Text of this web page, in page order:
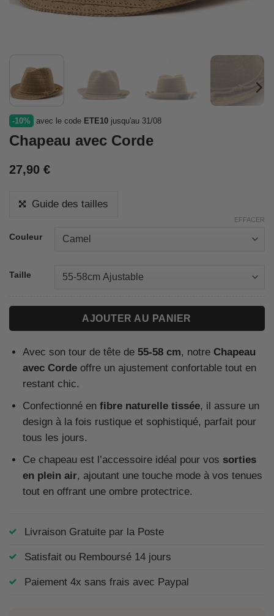
-10% avec le code ETE10 jusqu'au 31/08
Chapeau avec Corde
27,90 €
Guide des tailles
Couleur
Taille
EFFACER
AJOUTER AU PANIER
Avec son tour de tête de 55-58 cm, notre Chapeau
avec Cordeoffre un ajustement confortable tout en
restant chic.
Confectionné en fibre naturelle tissée, il assure un
design à la fois rustique et sophistiqué, parfait pour
tous les jours.
Ce chapeau est l’accessoire idéal pour vos sorties
en plein air, ajoutant une touche mode à vos tenues
tout en offrant une ombre protectrice.
Livraison Gratuite par la Poste
Satisfait ou Remboursé 14 jours
Paiement 4x sans frais avec Paypal